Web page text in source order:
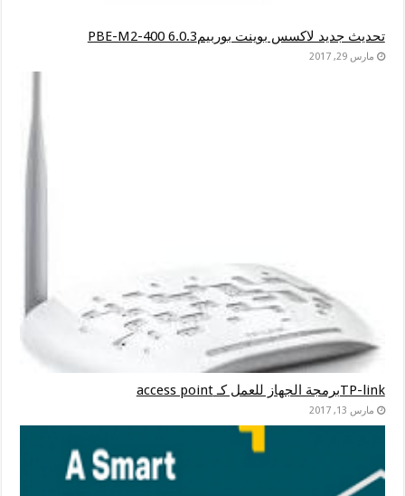
تحديث جديد لاكسس بوينت بوربيمPBE-M2-400 6.0.3
مارس 29, 2017
TP-linkبرمجة الجهاز للعمل كـ access point
مارس 13, 2017